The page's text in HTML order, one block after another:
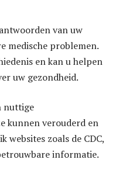
van uw
medische problemen.
en kan u helpen
uw gezondheid.
nuttige
kunnen verouderd en
websites zoals de CDC,
informatie.